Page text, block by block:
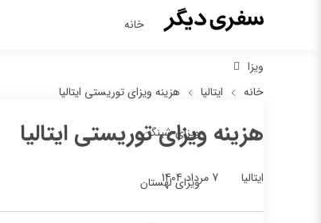
خانه
ویزا
ویزای شینگن
ویزای لهستان
خانه ایتالیا هزینه ویزای توریستی ایتالیا
هزینه ویزای توریستی ایتالیا
ایتالیا 7 مرداد 1404